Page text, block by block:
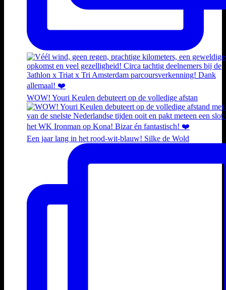
WOW! Youri Keulen debuteert op de volledige afstan
Een jaar lang in het rood-wit-blauw! Silke de Wold